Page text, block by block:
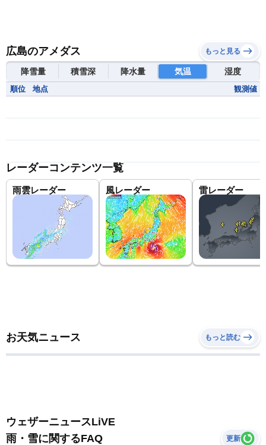
広島のアメダス もっと見る
降雪量 積雪深 降水量 気温 湿度
順位 地点 観測値
レーダーコンテンツ一覧
雨雲レーダー 風レーダー 雷レーダー
お天気ニュース もっと読む
ウェザーニュースLiVE
雨・雪に関するFAQ
更新